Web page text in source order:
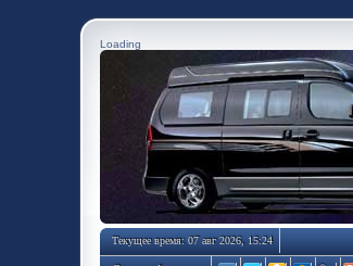
Loading
Текущее время: 07 авг 2026, 15:24